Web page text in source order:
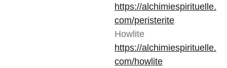
https://alchimiespirituelle.
com/peristerite
Howlite
https://alchimiespirituelle.
com/howlite